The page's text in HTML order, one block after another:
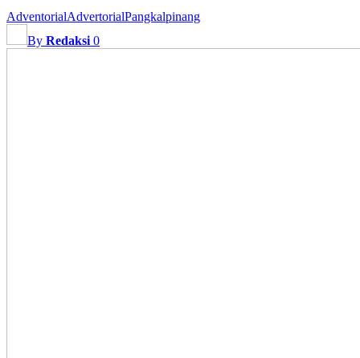
AdventorialAdvertorialPangkalpinang
By Redaksi 0